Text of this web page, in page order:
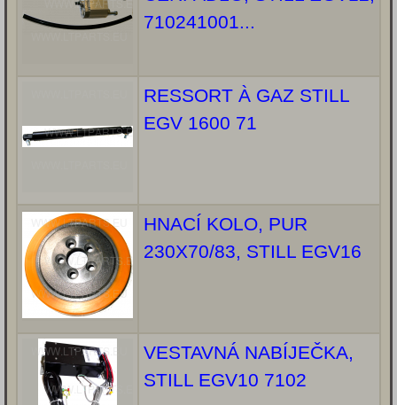
710241001...
RESSORT À GAZ STILL
EGV 1600 71
HNACÍ KOLO, PUR
230X70/83, STILL EGV16
VESTAVNÁ NABÍJEČKA,
STILL EGV10 7102